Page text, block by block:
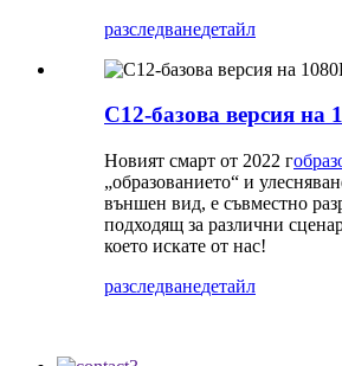
разследванедетайл
C12-базова версия на
Новият смарт от 2022 г
„образованието“ и
външен вид, е съвместно
подходящ за различни
което искате от нас!
разследванедетайл